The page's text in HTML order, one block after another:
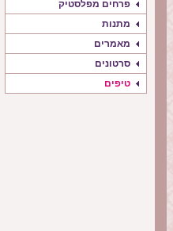
פרחים מפלסטיק
מתנות
מאמרים
סרטונים
טיפים